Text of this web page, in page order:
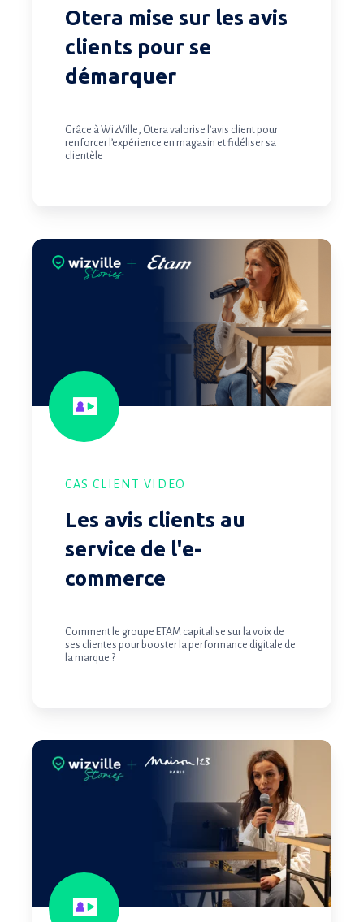
Otera mise sur les avis
clients pour se
démarquer
Grâce à WizVille, Otera valorise l’avis client pour
renforcer l’expérience en magasin et fidéliser sa
clientèle
Les
avis
l'e-
commerce
CAS CLIENT VIDEO
Les avis clients au
service de l'e-
commerce
Comment le groupe ETAM capitalise sur la voix de
ses clientes pour booster la performance digitale de
la marque ?
La
stratégie
un
secteur